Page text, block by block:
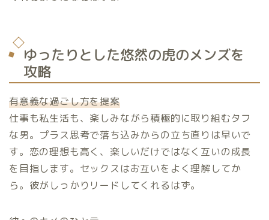
ゆったりとした悠然の虎のメンズを
攻略
有意義な過ごし方を提案
仕事も私生活も、楽しみながら積極的に取り組むタフ
な男。プラス思考で落ち込みからの立ち直りは早いで
す。恋の理想も高く、楽しいだけではなく互いの成長
を目指します。セックスはお互いをよく理解してか
ら。彼がしっかりリードしてくれるはず。